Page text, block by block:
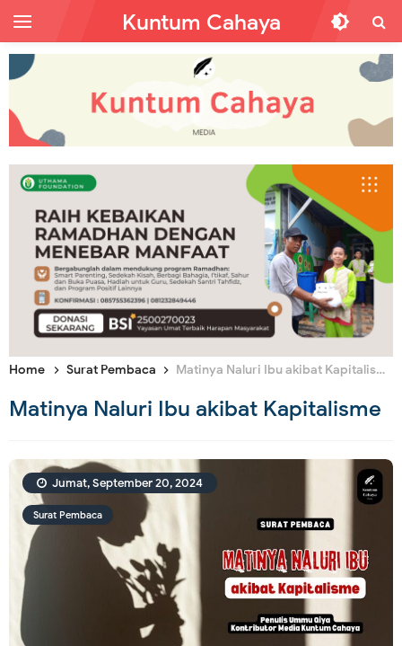
Kuntum Cahaya
Home Surat Pembaca Matinya Naluri Ibu akibat Kapitalisme
Matinya Naluri Ibu akibat Kapitalisme
Surat Pembaca
Jumat, September 20, 2024